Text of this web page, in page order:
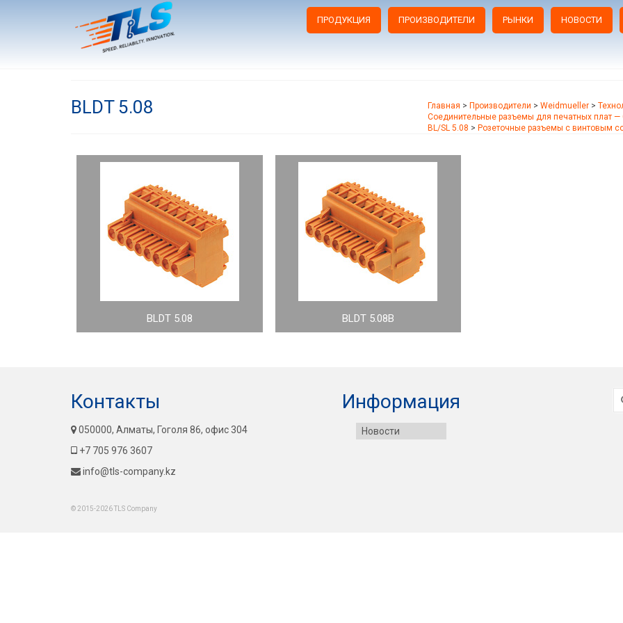
ПРОДУКЦИЯ ПРОИЗВОДИТЕЛИ РЫНКИ НОВОСТИ
BLDT 5.08 Главная > Производители > Weidmueller >
Соединительные разъемы для печатных плат —
BL/SL 5.08 > Розеточные разъемы с винтовым
BLDT 5.08 BLDT 5.08B
Контакты
050000, Алматы, Гоголя 86, офис 304
+7 705 976 3607
info@tls-company.kz
Информация
Новости
© 2015-2026 TLS Company